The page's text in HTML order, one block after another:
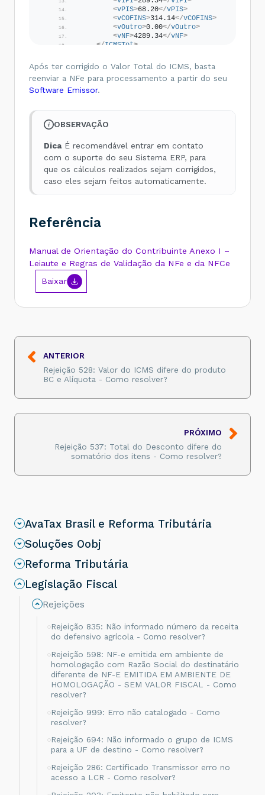
<vPIS>68.20</vPIS>
<vCOFINS>314.14</vCOFINS>
<vOutro>0.00</vOutro>
<vNF>4289.34</vNF>
</ICMSTot>
Após ter corrigido o Valor Total do ICMS, basta
reenviar a NFe para processamento a partir do seu
Software Emissor.
OBSERVAÇÃO
Dica É recomendável entrar em contato
com o suporte do seu Sistema ERP, para
que os cálculos realizados sejam corrigidos,
caso eles sejam feitos automaticamente.
Referência
Manual de Orientação do Contribuinte Anexo I –
Leiaute e Regras de Validação da NFe e da NFCe
Baixar
ANTERIOR
Rejeição 528: Valor do ICMS difere do produto
BC e Alíquota - Como resolver?
PRÓXIMO
Rejeição 537: Total do Desconto difere do
somatório dos itens - Como resolver?
AvaTax Brasil e Reforma Tributária
Soluções Oobj
Reforma Tributária
Legislação Fiscal
Rejeições
Rejeição 835: Não informado número da receita
do defensivo agrícola - Como resolver?
Rejeição 598: NF-e emitida em ambiente de
homologação com Razão Social do destinatário
diferente de NF-E EMITIDA EM AMBIENTE DE
HOMOLOGAÇÃO - SEM VALOR FISCAL - Como
resolver?
Rejeição 999: Erro não catalogado - Como
resolver?
Rejeição 694: Não informado o grupo de ICMS
para a UF de destino - Como resolver?
Rejeição 286: Certificado Transmissor erro no
acesso a LCR - Como resolver?